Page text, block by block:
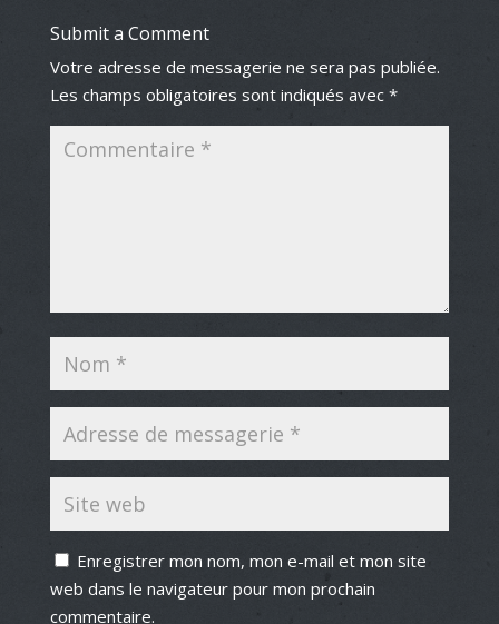
Submit a Comment
Votre adresse de messagerie ne sera pas publiée.
Les champs obligatoires sont indiqués avec *
Enregistrer mon nom, mon e-mail et mon site
web dans le navigateur pour mon prochain
commentaire.